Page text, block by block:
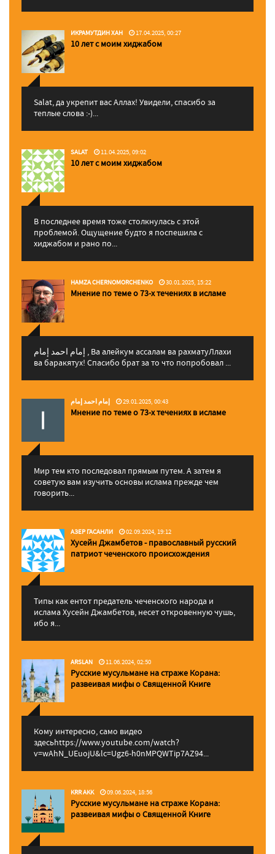
ИКРАМУТДИН ХАН 17.04.2025, 00:27
10 лет с моим хиджабом
Salat, да укрепит вас Аллаx! Увидели, спасибо за
теплые слова :-)...
SALAT 11.04.2025, 09:02
10 лет с моим хиджабом
В последнее время тоже столкнулась с этой
проблемой. Ощущение будто я поспешила с
хиджабом и рано по...
HAMZA CHERNOMORCHENKO 30.01.2025, 15:22
Мнение по теме о 73-х течениях в исламе
إمام احمد إمام , Ва алейкум ассалам ва рахматуЛлахи
ва баракятух! Спасибо брат за то что попробовал ...
إمام احمد إمام 29.01.2025, 00:43
Мнение по теме о 73-х течениях в исламе
Мир тем кто последовал прямым путем. А затем я
советую вам изучить основы ислама прежде чем
говорить...
АЗЕР ГАСАНЛИ 02.09.2024, 19:12
Хусейн Джамбетов - православный русский
патриот чеченского происхождения
Типы как ентот предатель чеченского народа и
ислама Хусейн Джамбетов, несет откровенную чушь,
ибо я...
ARSLAN 11.06.2024, 02:50
Русские мусульмане на страже Корана:
pазвеивая мифы о Священной Книге
Кому интересно, само видео
здесьhttps://www.youtube.com/watch?
v=wAhN_UEuojU&lc=Ugz6-h0nMPQWTip7AZ94...
KRR AKK 09.06.2024, 18:56
Русские мусульмане на страже Корана:
pазвеивая мифы о Священной Книге